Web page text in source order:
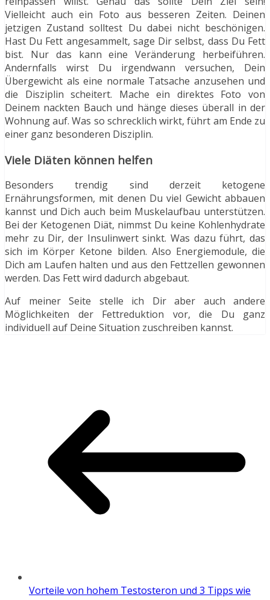
Vielleicht auch ein Foto aus besseren Zeiten. Deinen
jetzigen Zustand solltest Du dabei nicht beschönigen.
Hast Du Fett angesammelt, sage Dir selbst, dass Du Fett
bist. Nur das kann eine Veränderung herbeiführen.
Andernfalls wirst Du irgendwann versuchen, Dein
Übergewicht als eine normale Tatsache anzusehen und
die Disziplin scheitert. Mache ein direktes Foto von
Deinem nackten Bauch und hänge dieses überall in der
Wohnung auf. Was so schrecklich wirkt, führt am Ende zu
einer ganz besonderen Disziplin.
Viele Diäten können helfen
Besonders trendig sind derzeit ketogene
Ernährungsformen, mit denen Du viel Gewicht abbauen
kannst und Dich auch beim Muskelaufbau unterstützen.
Bei der Ketogenen Diät, nimmst Du keine Kohlenhydrate
mehr zu Dir, der Insulinwert sinkt. Was dazu führt, das
sich im Körper Ketone bilden. Also Energiemodule, die
Dich am Laufen halten und aus den Fettzellen gewonnen
werden. Das Fett wird dadurch abgebaut.
Auf meiner Seite stelle ich Dir aber auch andere
Möglichkeiten der Fettreduktion vor, die Du ganz
individuell auf Deine Situation zuschreiben kannst.
Vorteile von hohem Testosteron und 3 Tipps wie